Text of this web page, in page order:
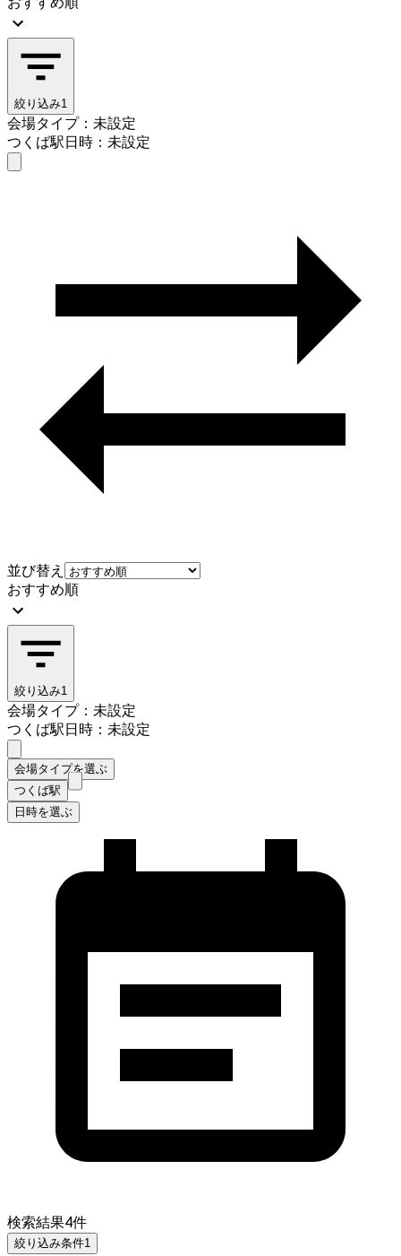
絞り込み1
会場タイプ：未設定
つくば駅日時：未設定
並び替え
おすすめ順
絞り込み1
会場タイプ：未設定
つくば駅日時：未設定
会場タイプを選ぶ
つくば駅
日時を選ぶ
検索結果4件
絞り込み条件1